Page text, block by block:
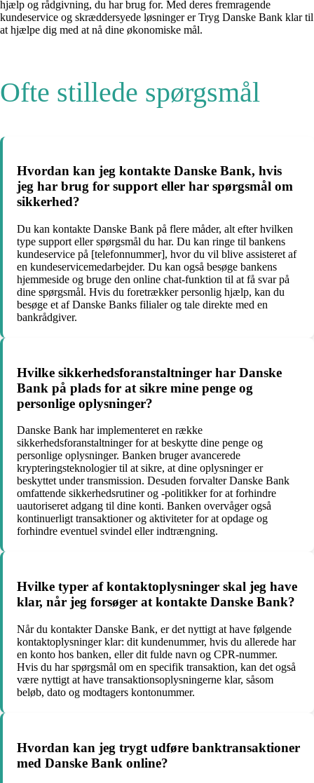
hjælp og rådgivning, du har brug for. Med deres fremragende
kundeservice og skræddersyede løsninger er Tryg Danske Bank klar til
at hjælpe dig med at nå dine økonomiske mål.
Ofte stillede spørgsmål
Hvordan kan jeg kontakte Danske Bank, hvis
jeg har brug for support eller har spørgsmål om
sikkerhed?
Du kan kontakte Danske Bank på flere måder, alt efter hvilken
type support eller spørgsmål du har. Du kan ringe til bankens
kundeservice på [telefonnummer], hvor du vil blive assisteret af
en kundeservicemedarbejder. Du kan også besøge bankens
hjemmeside og bruge den online chat-funktion til at få svar på
dine spørgsmål. Hvis du foretrækker personlig hjælp, kan du
besøge et af Danske Banks filialer og tale direkte med en
bankrådgiver.
Hvilke sikkerhedsforanstaltninger har Danske
Bank på plads for at sikre mine penge og
personlige oplysninger?
Danske Bank har implementeret en række
sikkerhedsforanstaltninger for at beskytte dine penge og
personlige oplysninger. Banken bruger avancerede
krypteringsteknologier til at sikre, at dine oplysninger er
beskyttet under transmission. Desuden forvalter Danske Bank
omfattende sikkerhedsrutiner og -politikker for at forhindre
uautoriseret adgang til dine konti. Banken overvåger også
kontinuerligt transaktioner og aktiviteter for at opdage og
forhindre eventuel svindel eller indtrængning.
Hvilke typer af kontaktoplysninger skal jeg have
klar, når jeg forsøger at kontakte Danske Bank?
Når du kontakter Danske Bank, er det nyttigt at have følgende
kontaktoplysninger klar: dit kundenummer, hvis du allerede har
en konto hos banken, eller dit fulde navn og CPR-nummer.
Hvis du har spørgsmål om en specifik transaktion, kan det også
være nyttigt at have transaktionsoplysningerne klar, såsom
beløb, dato og modtagers kontonummer.
Hvordan kan jeg trygt udføre banktransaktioner
med Danske Bank online?